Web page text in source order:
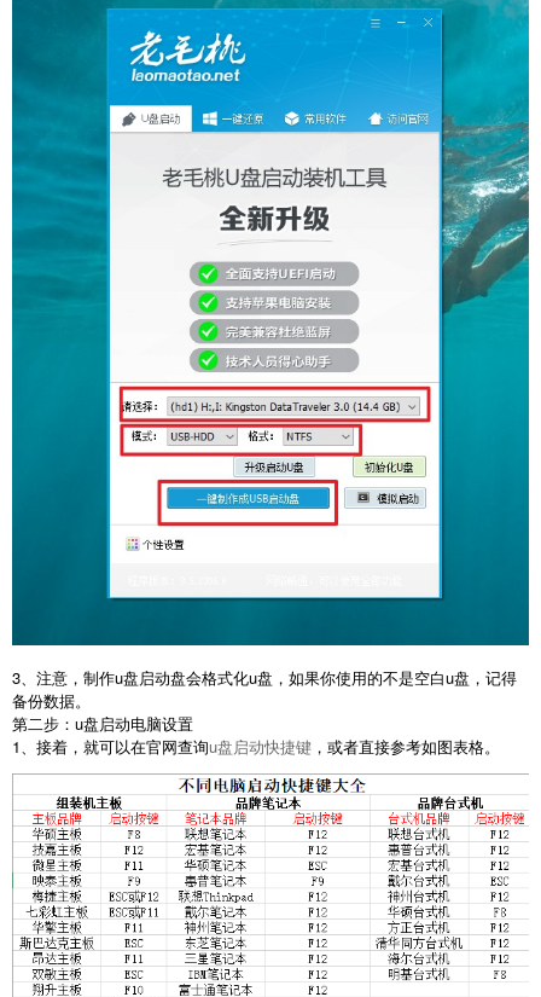
3、注意，制作u盘启动盘会格式化u盘，如果你使用的不是空白u盘，记得
备份数据。
第二步：u盘启动电脑设置
1、接着，就可以在官网查询u盘启动快捷键 ，或者直接参考如图表格。